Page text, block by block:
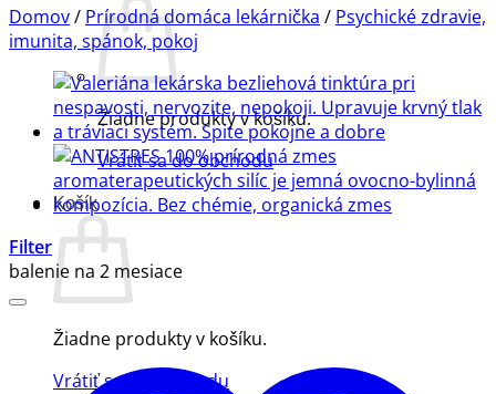
Žiadne produkty v košíku.
Vrátiť sa do obchodu
Košík
Žiadne produkty v košíku.
Vrátiť sa do obchodu
Domov/ Prírodná domáca lekárnička / Psychické zdravie,
imunita, spánok, pokoj
Filter
balenie na 2 mesiace